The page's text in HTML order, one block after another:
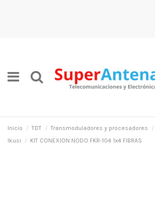
Inicio TDT Transmoduladores y procesadores
Ikusi
KIT CONEXION NODO FKR-104 1x4 FIBRAS